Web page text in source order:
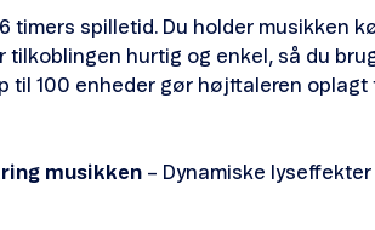
timers spilletid. Du holder musikken
tilkoblingen hurtig og enkel, så du
til 100 enheder gør højttaleren
musikken – Dynamiske